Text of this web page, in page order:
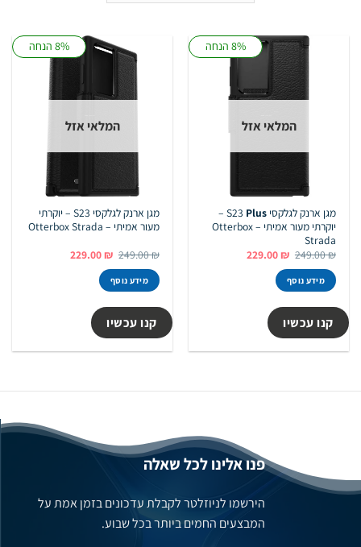
8% הנחה
המלאי אזל
מגן ארנק לגלקסי S23Plus
–
יוקרתי מעור אמיתי – Otterbox
Strada
249.00₪ המחיר
היה:
249.00 ₪.
229.00₪ המחיר
מידע נוסף
קנו עכשיו
8% הנחה
המלאי אזל
מגן ארנק לגלקסי S23 – יוקרתי
מעור אמיתי – Otterbox Strada
249.00₪ המחיר
היה:
249.00 ₪.
229.00₪ המחיר
מידע נוסף
קנו עכשיו
פנו אלינו לכל שאלה
הירשמו לניוזלטר לקבלת עדכונים בזמן אמת על
המבצעים החמים ביותר בכל שבוע.